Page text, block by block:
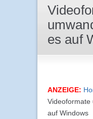
es auf
ANZEIGE:
Videoformate
auf Windows